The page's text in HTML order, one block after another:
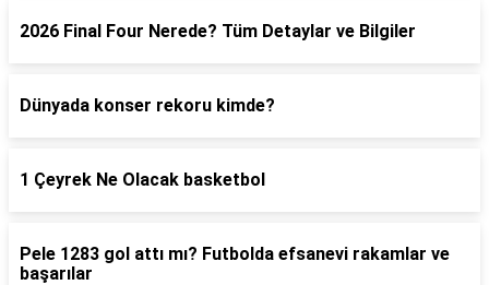
2026 Final Four Nerede? Tüm Detaylar ve Bilgiler
Dünyada konser rekoru kimde?
1 Çeyrek Ne Olacak basketbol
Pele 1283 gol attı mı? Futbolda efsanevi rakamlar ve
başarılar